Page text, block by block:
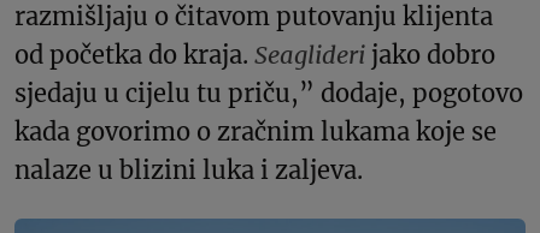
razmišljaju o čitavom putovanju klijenta
od početka do kraja. Seaglideri jako dobro
sjedaju u cijelu tu priču,” dodaje, pogotovo
kada govorimo o zračnim lukama koje se
nalaze u blizini luka i zaljeva.